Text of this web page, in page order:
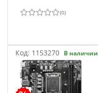
(0)
Код: 1153270 В наличии